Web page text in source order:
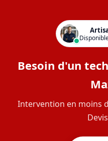
Besoin d'un
Intervention en moins